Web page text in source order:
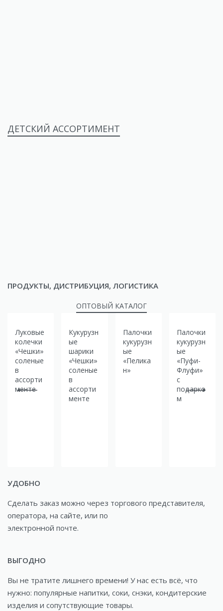
ДЕТСКИЙ АССОРТИМЕНТ
ПРОДУКТЫ, ДИСТРИБУЦИЯ, ЛОГИСТИКА
ОПТОВЫЙ КАТАЛОГ
Луковые
колечки
«Чешки»
соленые
в
ассорти
менте
Кукурузн
ые
шарики
«Чешки»
соленые
в
ассорти
менте
Палочки
кукурузн
ые
«Пелика
н»
Палочки
кукурузн
ые
«Пуфи-
Флуфи»
с
подарко
м
УДОБНО
Сделать заказ можно через торгового представителя,
оператора, на сайте, или по
электронной почте.
ВЫГОДНО
Вы не тратите лишнего времени! У нас есть всё, что
нужно: популярные напитки, соки, снэки, кондитерские
изделия и сопутствующие товары.